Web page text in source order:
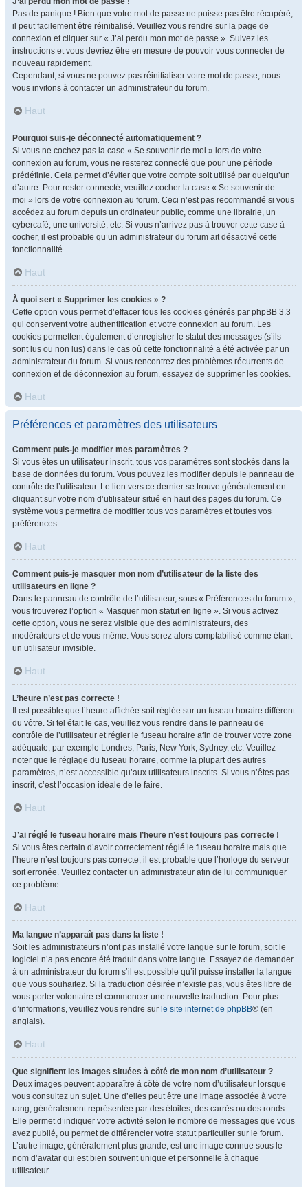
Pas de panique ! Bien que votre mot de passe ne puisse pas être récupéré,
il peut facilement être réinitialisé. Veuillez vous rendre sur la page de
connexion et cliquer sur « J’ai perdu mon mot de passe ». Suivez les
instructions et vous devriez être en mesure de pouvoir vous connecter de
nouveau rapidement.
Cependant, si vous ne pouvez pas réinitialiser votre mot de passe, nous
vous invitons à contacter un administrateur du forum.
Haut
Pourquoi suis-je déconnecté automatiquement ?
Si vous ne cochez pas la case « Se souvenir de moi » lors de votre
connexion au forum, vous ne resterez connecté que pour une période
prédéfinie. Cela permet d’éviter que votre compte soit utilisé par quelqu’un
d’autre. Pour rester connecté, veuillez cocher la case « Se souvenir de
moi » lors de votre connexion au forum. Ceci n’est pas recommandé si vous
accédez au forum depuis un ordinateur public, comme une librairie, un
cybercafé, une université, etc. Si vous n’arrivez pas à trouver cette case à
cocher, il est probable qu’un administrateur du forum ait désactivé cette
fonctionnalité.
Haut
À quoi sert « Supprimer les cookies » ?
Cette option vous permet d’effacer tous les cookies générés par phpBB 3.3
qui conservent votre authentification et votre connexion au forum. Les
cookies permettent également d’enregistrer le statut des messages (s’ils
sont lus ou non lus) dans le cas où cette fonctionnalité a été activée par un
administrateur du forum. Si vous rencontrez des problèmes récurrents de
connexion et de déconnexion au forum, essayez de supprimer les cookies.
Haut
Préférences et paramètres des utilisateurs
Comment puis-je modifier mes paramètres ?
Si vous êtes un utilisateur inscrit, tous vos paramètres sont stockés dans la
base de données du forum. Vous pouvez les modifier depuis le panneau de
contrôle de l’utilisateur. Le lien vers ce dernier se trouve généralement en
cliquant sur votre nom d’utilisateur situé en haut des pages du forum. Ce
système vous permettra de modifier tous vos paramètres et toutes vos
préférences.
Haut
Comment puis-je masquer mon nom d’utilisateur de la liste des
utilisateurs en ligne ?
Dans le panneau de contrôle de l’utilisateur, sous « Préférences du forum »,
vous trouverez l’option « Masquer mon statut en ligne ». Si vous activez
cette option, vous ne serez visible que des administrateurs, des
modérateurs et de vous-même. Vous serez alors comptabilisé comme étant
un utilisateur invisible.
Haut
L’heure n’est pas correcte !
Il est possible que l’heure affichée soit réglée sur un fuseau horaire différent
du vôtre. Si tel était le cas, veuillez vous rendre dans le panneau de
contrôle de l’utilisateur et régler le fuseau horaire afin de trouver votre zone
adéquate, par exemple Londres, Paris, New York, Sydney, etc. Veuillez
noter que le réglage du fuseau horaire, comme la plupart des autres
paramètres, n’est accessible qu’aux utilisateurs inscrits. Si vous n’êtes pas
inscrit, c’est l’occasion idéale de le faire.
Haut
J’ai réglé le fuseau horaire mais l’heure n’est toujours pas correcte !
Si vous êtes certain d’avoir correctement réglé le fuseau horaire mais que
l’heure n’est toujours pas correcte, il est probable que l’horloge du serveur
soit erronée. Veuillez contacter un administrateur afin de lui communiquer
ce problème.
Haut
Ma langue n’apparaît pas dans la liste !
Soit les administrateurs n’ont pas installé votre langue sur le forum, soit le
logiciel n’a pas encore été traduit dans votre langue. Essayez de demander
à un administrateur du forum s’il est possible qu’il puisse installer la langue
que vous souhaitez. Si la traduction désirée n’existe pas, vous êtes libre de
vous porter volontaire et commencer une nouvelle traduction. Pour plus
d’informations, veuillez vous rendre sur le site internet de phpBB® (en
anglais).
Haut
Que signifient les images situées à côté de mon nom d’utilisateur ?
Deux images peuvent apparaître à côté de votre nom d’utilisateur lorsque
vous consultez un sujet. Une d’elles peut être une image associée à votre
rang, généralement représentée par des étoiles, des carrés ou des ronds.
Elle permet d’indiquer votre activité selon le nombre de messages que vous
avez publié, ou permet de différencier votre statut particulier sur le forum.
L’autre image, généralement plus grande, est une image connue sous le
nom d’avatar qui est bien souvent unique et personnelle à chaque
utilisateur.